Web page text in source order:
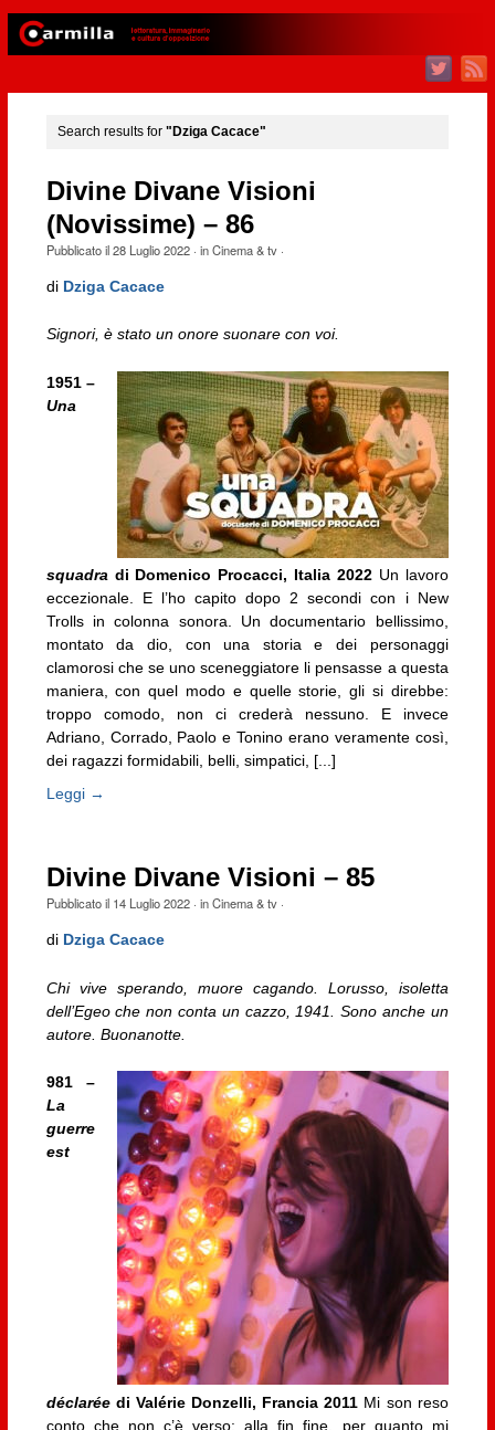
Search results for "Dziga Cacace"
Divine Divane Visioni
(Novissime) – 86
Pubblicato il28 Luglio 2022· inCinema & tv·
di Dziga Cacace
Signori, è stato un onore suonare con voi.
1951 –
Una
squadradi Domenico Procacci, Italia 2022 Un lavoro
eccezionale. E l’ho capito dopo 2 secondi con i New
Trolls in colonna sonora. Un documentario bellissimo,
montato da dio, con una storia e dei personaggi
clamorosi che se uno sceneggiatore li pensasse a questa
maniera, con quel modo e quelle storie, gli si direbbe:
troppo comodo, non ci crederà nessuno. E invece
Adriano, Corrado, Paolo e Tonino erano veramente così,
dei ragazzi formidabili, belli, simpatici, [...]
Leggi →
Divine Divane Visioni – 85
Pubblicato il 14 Luglio 2022· inCinema & tv·
di Dziga Cacace
Chi vive sperando, muore cagando. Lorusso, isoletta
dell’Egeo che non conta un cazzo, 1941. Sono anche un
autore. Buonanotte.
981 –
La
guerre
est
déclaréedi Valérie Donzelli, Francia 2011 Mi son reso
conto che non c’è verso: alla fin fine, per quanto mi